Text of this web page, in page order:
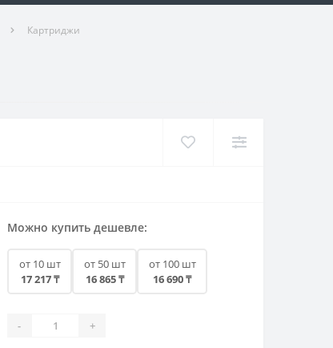
Картриджи
Можно купить дешевле:
от 10 шт
17 217 ₸
от 50 шт
16 865 ₸
от 100 шт
16 690 ₸
- +